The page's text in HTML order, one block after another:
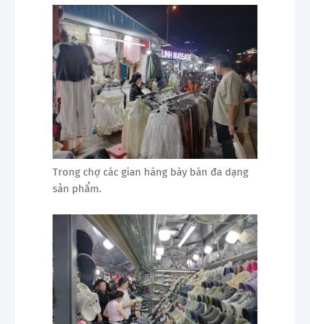
Trong chợ các gian hàng bày bán đa dạng
sản phẩm.